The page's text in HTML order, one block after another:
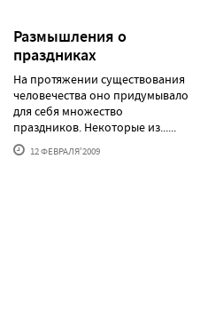
Размышления о
праздниках
На протяжении существования
человечества оно придумывало
для себя множество
праздников. Некоторые из......
12 ФЕВРАЛЯ'2009